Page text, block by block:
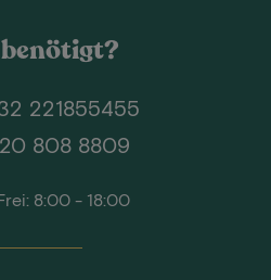
221855455
20 808 8809
8:00 - 18:00